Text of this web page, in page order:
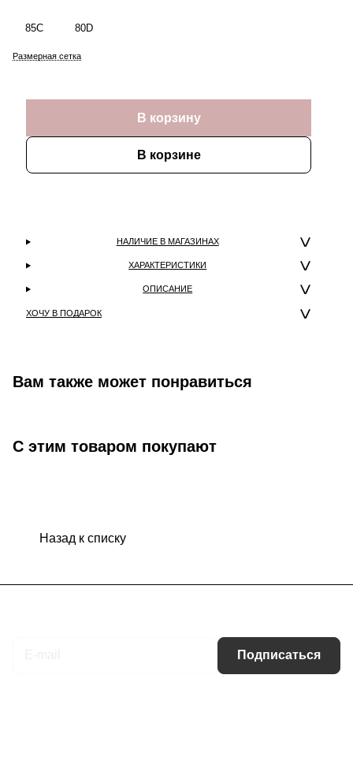
85C 80D
Размерная сетка
В корзину
В корзине
НАЛИЧИЕ В МАГАЗИНАХ
ХАРАКТЕРИСТИКИ
ОПИСАНИЕ
ХОЧУ В ПОДАРОК
Вам также может понравиться
С этим товаром покупают
Назад к списку
Подписаться